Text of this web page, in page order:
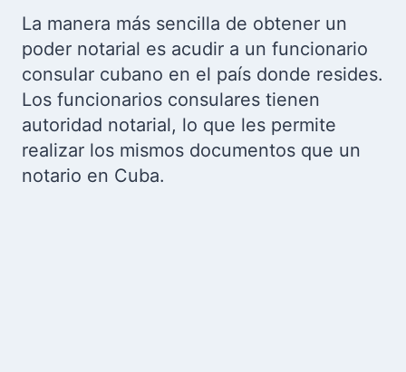
La manera más sencilla de obtener un
poder notarial es acudir a un funcionario
consular cubano en el país donde resides.
Los funcionarios consulares tienen
autoridad notarial, lo que les permite
realizar los mismos documentos que un
notario en Cuba.